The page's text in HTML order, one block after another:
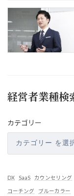
経営者業種検
カテゴリー
DX SaaS カウンセリング
コーチング ブルーカラー